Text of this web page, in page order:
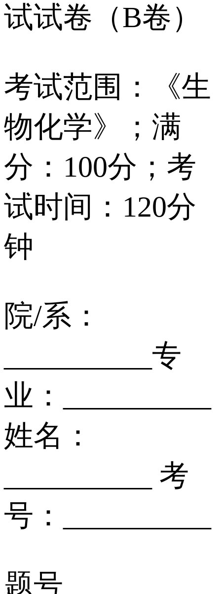
试试卷（B卷）
考试范围：《生
物化学》；满
分：100分；考
试时间：120分
钟
院/系：
__________专
业：__________
姓名：
__________ 考
号：__________
题号